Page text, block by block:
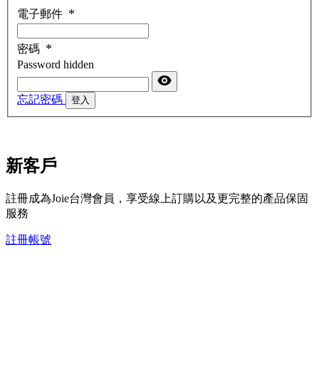
電子郵件
密碼
Password hidden
忘記密碼 登入
新客戶
註冊成為Joie台灣會員，享受線上訂購以及更完整的產品保固
服務
註冊帳號